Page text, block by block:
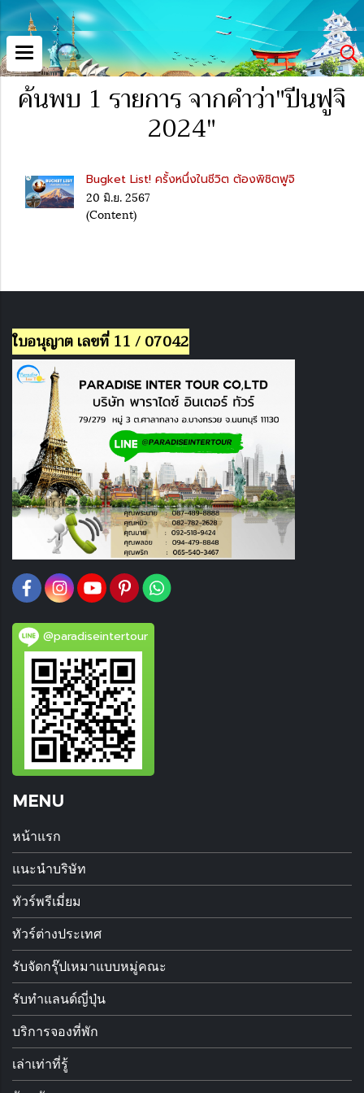
ค้นพบ 1 รายการ จากคำว่า"ปีนฟูจิ
2024"
Bugket List! ครั้งหนึ่งในชีวิต ต้องพิชิตฟูจิ
20 มิ.ย. 2567
(Content)
ใบอนุญาต เลขที่ 11 / 07042
@paradiseintertour
MENU
หน้าแรก
แนะนำบริษัท
ทัวร์พรีเมี่ยม
ทัวร์ต่างประเทศ
รับจัดกรุ๊ปเหมาแบบหมู่คณะ
รับทำแลนด์ญี่ปุ่น
บริการจองที่พัก
เล่าเท่าที่รู้